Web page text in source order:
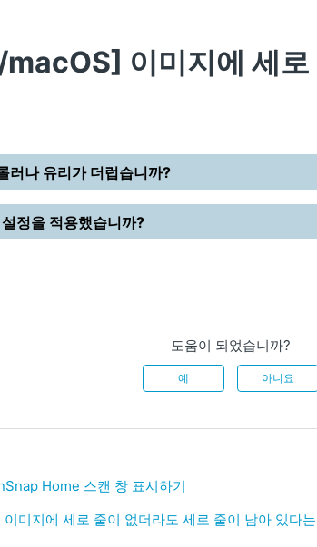
이미지에 세로
러나 유리가 더럽습니까?
정을 적용했습니까?
도움이 되었습니까?
예 아니요
Home 스캔 창 표시하기
미지에 세로 줄이 없더라도 세로 줄이 남아 있다